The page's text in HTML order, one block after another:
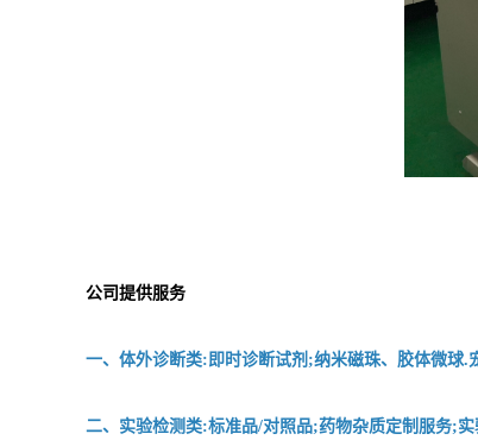
公司提供服务
一、体外诊断类:即时诊断试剂;纳米磁珠、胶体微球.
二、实验检测类:标准品/对照品;药物杂质定制服务;实